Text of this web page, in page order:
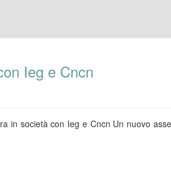
Ieg e Cncn
in società con Ieg e Cncn Un nuovo